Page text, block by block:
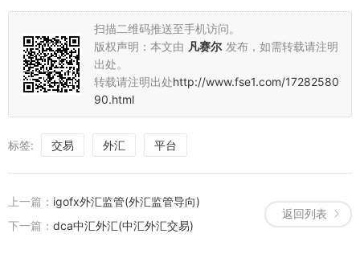
通过以上步骤，投资者可以在IG平台上安全、快速地完成外汇开户流
程。作为一家全球知名的金融交易平台，IG为投资者提供了丰富的交
易品种和稳定的交易平台。在进行外汇交易时，投资者应充分了解交
易风险，做好风险评估和资金管理。同时，遵守平台规定，不得进行
违规操作。相信在IG的帮助下，投资者将能够更好地进行外汇交易，
实现财富增值的目标。
扫描二维码推送至手机访问。
版权声明：本文由 凡赛尔 发布，如需转载请注明
出处。
转载请注明出处http://www.fse1.com/17282580
90.html
标签: 交易 外汇 平台
返回列表
上一篇： igofx外汇监管(外汇监管导向)
下一篇： dca中汇外汇(中汇外汇交易)